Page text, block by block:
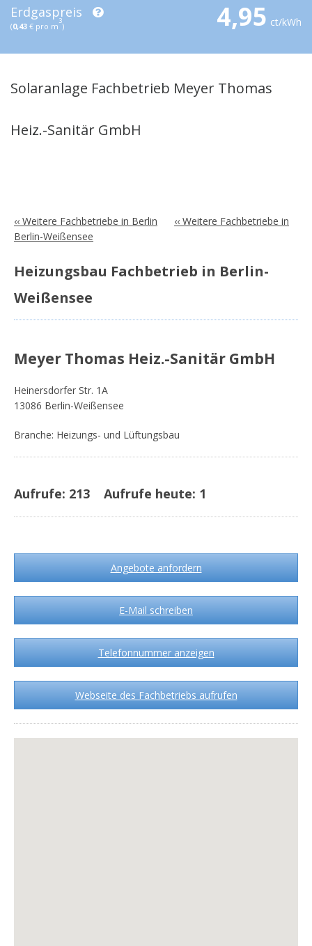
Erdgaspreis
(0,43 € pro m
3
) 4,95 ct/kWh
Solaranlage Fachbetrieb Meyer Thomas
Heiz.-Sanitär GmbH
‹‹ Weitere Fachbetriebe in Berlin
‹‹ Weitere Fachbetriebe in
Berlin-Weißensee
Heizungsbau Fachbetrieb in Berlin-
Weißensee
Meyer Thomas Heiz.-Sanitär GmbH
Heinersdorfer Str. 1A
13086 Berlin-Weißensee
Branche: Heizungs- und Lüftungsbau
Aufrufe: 213 Aufrufe heute: 1
Angebote anfordern
E-Mail schreiben
Telefonnummer anzeigen
Webseite des Fachbetriebs aufrufen